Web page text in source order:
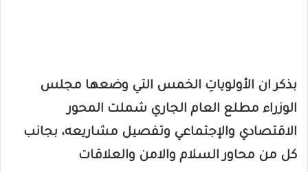
بذكر ان الأولوياتِ الخمس التي وضعها مجلس
الوزراء مطلع العام الجاري شملت المحور
الاقتصادي والإجتماعي وتفصيل مشاريعه، بجانب
كل من محاور السلام والامن والعلاقات